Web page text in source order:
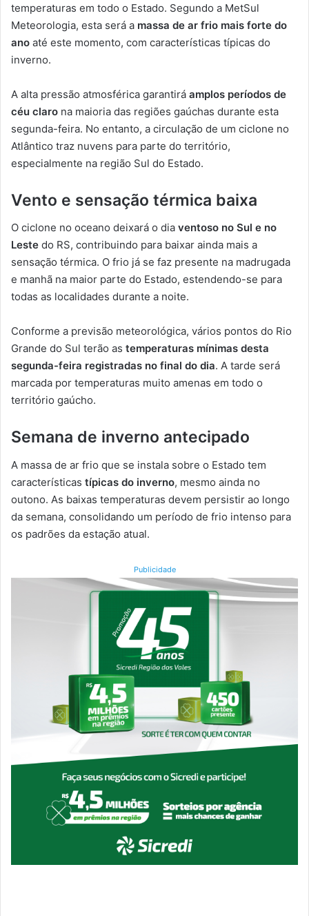
temperaturas em todo o Estado. Segundo a MetSul
Meteorologia, esta será a massa de ar frio mais forte do
ano até este momento, com características típicas do
inverno.
A alta pressão atmosférica garantirá amplos períodos de
céu claro na maioria das regiões gaúchas durante esta
segunda-feira. No entanto, a circulação de um ciclone no
Atlântico traz nuvens para parte do território,
especialmente na região Sul do Estado.
Vento e sensação térmica baixa
O ciclone no oceano deixará o dia ventoso no Sul e no
Leste do RS, contribuindo para baixar ainda mais a
sensação térmica. O frio já se faz presente na madrugada
e manhã na maior parte do Estado, estendendo-se para
todas as localidades durante a noite.
Conforme a previsão meteorológica, vários pontos do Rio
Grande do Sul terão as temperaturas mínimas desta
segunda-feira registradas no final do dia. A tarde será
marcada por temperaturas muito amenas em todo o
território gaúcho.
Semana de inverno antecipado
A massa de ar frio que se instala sobre o Estado tem
características típicas do inverno, mesmo ainda no
outono. As baixas temperaturas devem persistir ao longo
da semana, consolidando um período de frio intenso para
os padrões da estação atual.
Publicidade